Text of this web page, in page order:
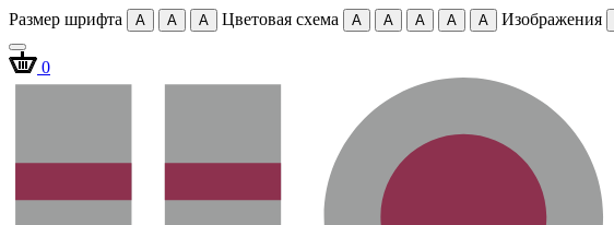
Размер шрифта A A A Цветовая схема A A A A A Изображения
0